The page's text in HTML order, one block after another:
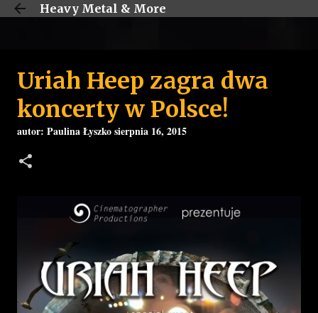
Przejdź do głównej zawartości
Heavy Metal & More
Uriah Heep zagra dwa
koncerty w Polsce!
autor: Paulina Łyszkosierpnia 16, 2015